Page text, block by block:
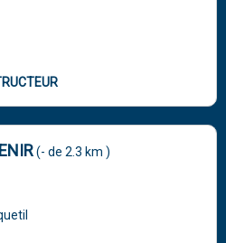
(- de 2.3 km )